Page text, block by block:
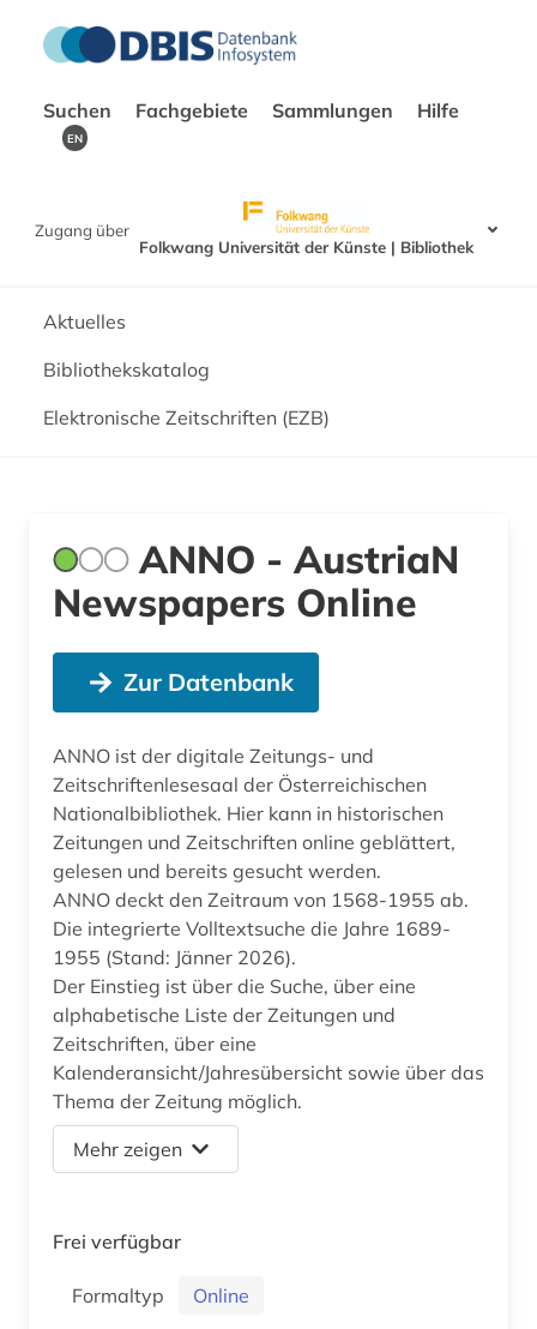
Suchen Fachgebiete Sammlungen Hilfe
EN
Zugang über
Folkwang Universität der Künste | Bibliothek
Aktuelles
Bibliothekskatalog
Elektronische Zeitschriften (EZB)
ANNO - AustriaN
Newspapers Online
Zur Datenbank
ANNO ist der digitale Zeitungs- und
Zeitschriftenlesesaal der Österreichischen
Nationalbibliothek. Hier kann in historischen
Zeitungen und Zeitschriften online geblättert,
gelesen und bereits gesucht werden.
ANNO deckt den Zeitraum von 1568-1955 ab.
Die integrierte Volltextsuche die Jahre 1689-
1955 (Stand: Jänner 2026).
Der Einstieg ist über die Suche, über eine
alphabetische Liste der Zeitungen und
Zeitschriften, über eine
Kalenderansicht/Jahresübersicht sowie über das
Thema der Zeitung möglich.
Mehr zeigen
Frei verfügbar
Formaltyp
Online